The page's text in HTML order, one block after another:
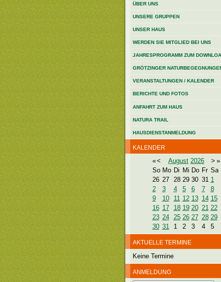
ÜBER UNS
UNSERE GRUPPEN
UNSER HAUS
WERDEN SIE MITGLIED BEI UNS
JAHRESPROGRAMM ZUM
GRÖTZINGER
VERANSTALTUNGEN / KALENDER
BERICHTE UND FOTOS
ANFAHRT ZUM HAUS
NATURA TRAIL
HAUSDIENSTANMELDUNG
KALENDER
«< August 2026 > »
So Mo Di Mi Do Fr Sa
26 27 28 29 30 31 1
2
3 4 5 6 7
8
9
10 11 12 13 14 15
16 17 18 19 20 21 22
23 24 25 26 27 28 29
30 31 1 2 3 4 5
AKTUELLE TERMINE
Keine Termine
ANMELDUNG